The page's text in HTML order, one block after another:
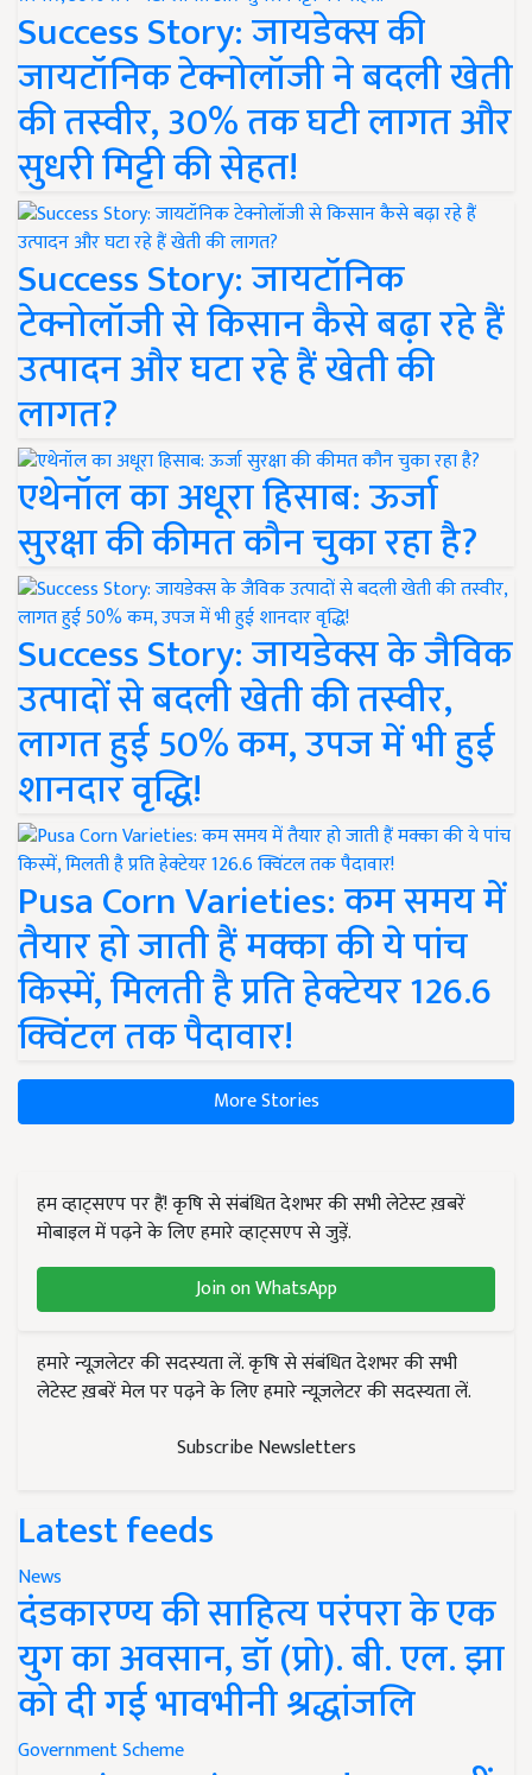
Success Story: जायडेक्स की
जायटॉनिक टेक्नोलॉजी ने बदली खेती
की तस्वीर, 30% तक घटी लागत और
सुधरी मिट्टी की सेहत!
Success Story: जायटॉनिक
टेक्नोलॉजी से किसान कैसे बढ़ा रहे हैं
उत्पादन और घटा रहे हैं खेती की
लागत?
एथेनॉल का अधूरा हिसाब: ऊर्जा
सुरक्षा की कीमत कौन चुका रहा है?
Success Story: जायडेक्स के जैविक
उत्पादों से बदली खेती की तस्वीर,
लागत हुई 50% कम, उपज में भी हुई
शानदार वृद्धि!
Pusa Corn Varieties: कम समय में
तैयार हो जाती हैं मक्का की ये पांच
किस्में, मिलती है प्रति हेक्टेयर 126.6
क्विंटल तक पैदावार!
More Stories
हम व्हाट्सएप पर हैं! कृषि से संबंधित देशभर की सभी लेटेस्ट ख़बरें
मोबाइल में पढ़ने के लिए हमारे व्हाट्सएप से जुड़ें.
Join on WhatsApp
हमारे न्यूज़लेटर की सदस्यता लें. कृषि से संबंधित देशभर की सभी
लेटेस्ट ख़बरें मेल पर पढ़ने के लिए हमारे न्यूज़लेटर की सदस्यता लें.
Subscribe Newsletters
Latest feeds
News
दंडकारण्य की साहित्य परंपरा के एक
युग का अवसान, डॉ (प्रो). बी. एल. झा
को दी गई भावभीनी श्रद्धांजलि
Government Scheme